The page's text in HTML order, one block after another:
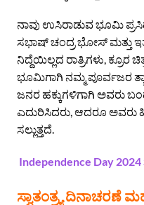
ನಾವು ಉಸಿರಾಡುವ ಭೂಮಿ
ಸಭಾಷ್ ಚಂದ್ರ ಭೋಸ್ ಮತ್ತು
ನಿದ್ದೆಯಿಲ್ಲದ ರಾತ್ರಿಗಳು,
ಭೂಮಿಗಾಗಿ ನಮ್ಮ ಪೂರ್ವಜರ
ಜನರ ಹಕ್ಕುಗಳಿಗಾಗಿ ಅವರು
ಎದುರಿಸಿದರು, ಆದರೂ ಅವರು
ಸಲ್ಲುತ್ತದೆ.
Independence Day 2024
ಸ್ವಾತಂತ್ರ್ಯ ದಿನಾಚರಣೆ